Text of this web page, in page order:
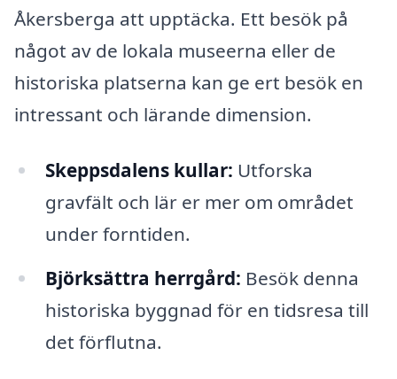
Åkersberga att upptäcka. Ett besök på
något av de lokala museerna eller de
historiska platserna kan ge ert besök en
intressant och lärande dimension.
Skeppsdalens kullar: Utforska
gravfält och lär er mer om området
under forntiden.
Björksättra herrgård: Besök denna
historiska byggnad för en tidsresa till
det förflutna.